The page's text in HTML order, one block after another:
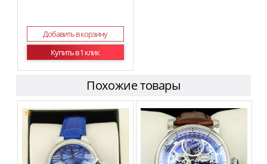
Добавить в корзину
Купить в 1 клик
Похожие товары